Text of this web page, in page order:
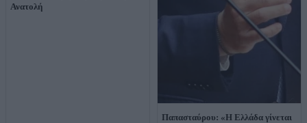
Ανατολή
Παπασταύρου: «Η Ελλάδα γίνεται